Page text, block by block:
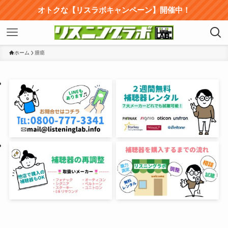
オトクな【リスラボキャンペーン】開催中！
ホーム 腫瘍